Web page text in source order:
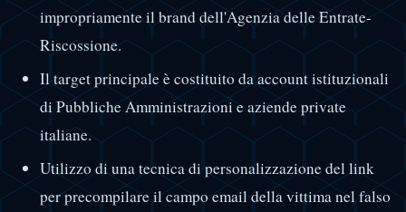
impropriamente il brand dell'Agenzia delle Entrate-
Riscossione.
Il target principale è costituito da account istituzionali
di Pubbliche Amministrazioni e aziende private
italiane.
Utilizzo di una tecnica di personalizzazione del link
per precompilare il campo email della vittima nel falso